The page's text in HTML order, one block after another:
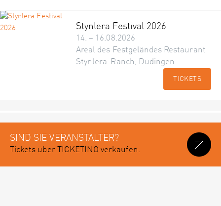
Stynlera Festival 2026
14. – 16.08.2026
Areal des Festgeländes Restaurant
Stynlera-Ranch, Düdingen
TICKETS
SIND SIE VERANSTALTER?
Tickets über TICKETINO verkaufen.